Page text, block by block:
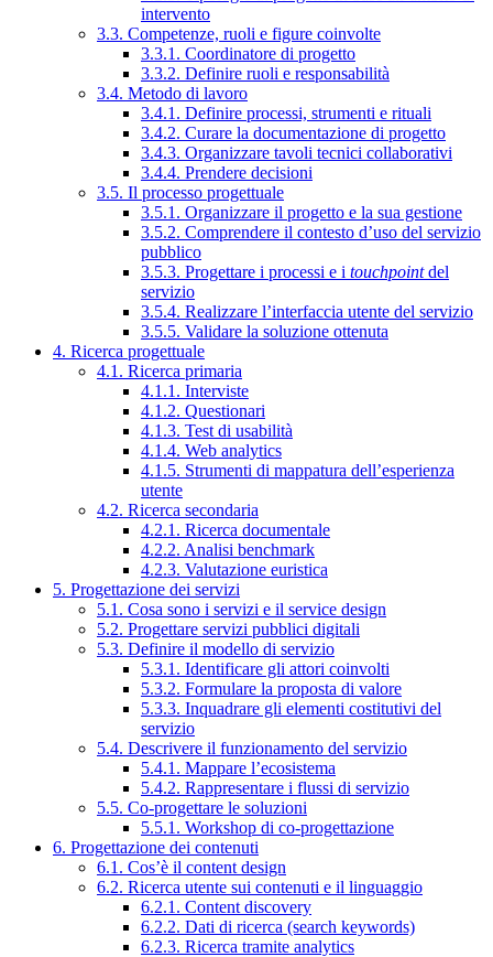
intervento
3.3. Competenze, ruoli e figure coinvolte
3.3.1. Coordinatore di progetto
3.3.2. Definire ruoli e responsabilità
3.4. Metodo di lavoro
3.4.1. Definire processi, strumenti e rituali
3.4.2. Curare la documentazione di progetto
3.4.3. Organizzare tavoli tecnici collaborativi
3.4.4. Prendere decisioni
3.5. Il processo progettuale
3.5.1. Organizzare il progetto e la sua gestione
3.5.2. Comprendere il contesto d’uso del servizio
pubblico
3.5.3. Progettare i processi e i touchpointdel
servizio
3.5.4. Realizzare l’interfaccia utente del servizio
3.5.5. Validare la soluzione ottenuta
4. Ricerca progettuale
4.1. Ricerca primaria
4.1.1. Interviste
4.1.2. Questionari
4.1.3. Test di usabilità
4.1.4. Web analytics
4.1.5. Strumenti di mappatura dell’esperienza
utente
4.2. Ricerca secondaria
4.2.1. Ricerca documentale
4.2.2. Analisi benchmark
4.2.3. Valutazione euristica
5. Progettazione dei servizi
5.1. Cosa sono i servizi e il service design
5.2. Progettare servizi pubblici digitali
5.3. Definire il modello di servizio
5.3.1. Identificare gli attori coinvolti
5.3.2. Formulare la proposta di valore
5.3.3. Inquadrare gli elementi costitutivi del
servizio
5.4. Descrivere il funzionamento del servizio
5.4.1. Mappare l’ecosistema
5.4.2. Rappresentare i flussi di servizio
5.5. Co-progettare le soluzioni
5.5.1. Workshop di co-progettazione
6. Progettazione dei contenuti
6.1. Cos’è il content design
6.2. Ricerca utente sui contenuti e il linguaggio
6.2.1. Content discovery
6.2.2. Dati di ricerca (search keywords)
6.2.3. Ricerca tramite analytics